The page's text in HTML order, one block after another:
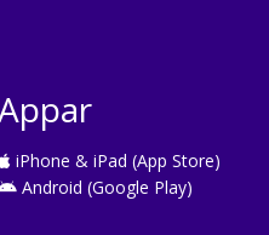
iPhone & iPad (App Store)
Android (Google Play)